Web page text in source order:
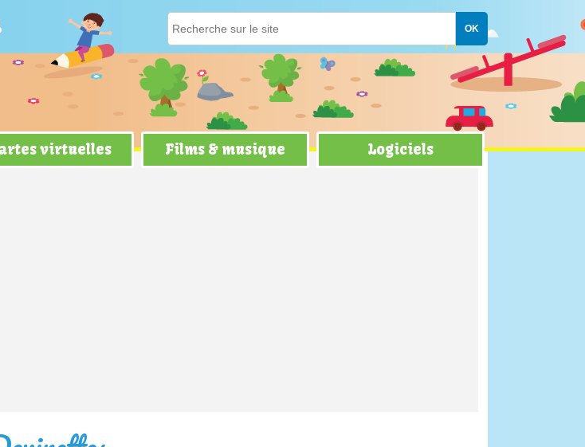
virtuelles Films & musique Logiciels